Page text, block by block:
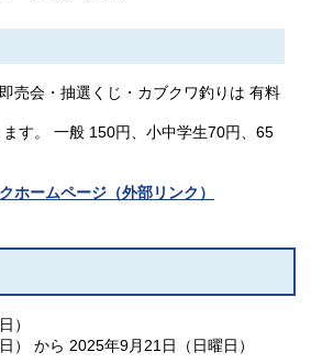
売会・抽選くじ・カブクワ釣りは 有料
ます。 一般 150円、小中学生70円、65
ホームページ（外部リンク）
）
） から 2025年9月21日（日曜日）